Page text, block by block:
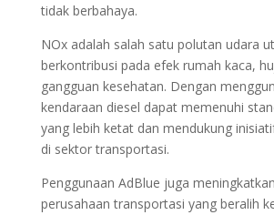
tidak berbahaya.
NOx adalah salah satu polutan udara
berkontribusi pada efek rumah kaca,
gangguan kesehatan. Dengan
kendaraan diesel dapat memenuhi
yang lebih ketat dan mendukung
di sektor transportasi.
Penggunaan AdBlue juga
perusahaan transportasi yang beralih